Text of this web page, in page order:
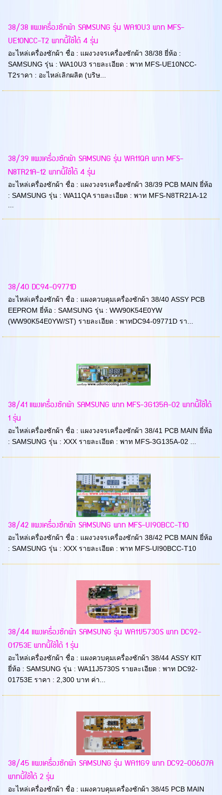
38/38 แผงเครื่องซักผ้า SAMSUNG รุ่น WA10U3 พาท MFS-
UE10NCC-T2 พาทนี้ใช้ได้ 4 รุ่น
อะไหล่เครื่องซักผ้า ชื่อ : แผงวงจรเครื่องซักผ้า 38/38 ยี่ห้อ :
SAMSUNG รุ่น : WA10U3 รายละเอียด : พาท MFS-UE10NCC-
T2ราคา : อะไหล่เลิกผลิต (บริษ...
38/39 แผงเครื่องซักผ้า SAMSUNG รุ่น WA11QA พาท MFS-
N8TR21A-12 พาทนี้ใช้ได้ 4 รุ่น
อะไหล่เครื่องซักผ้า ชื่อ : แผงวงจรเครื่องซักผ้า 38/39 PCB MAIN ยี่ห้อ
: SAMSUNG รุ่น : WA11QA รายละเอียด : พาท MFS-N8TR21A-12
38/40 DC94-09771D
อะไหล่เครื่องซักผ้า ชื่อ : แผงควบคุมเครื่องซักผ้า 38/40 ASSY PCB
EEPROM ยี่ห้อ : SAMSUNG รุ่น : WW90K54E0YW
(WW90K54E0YW/ST) รายละเอียด : พาทDC94-09771D รา...
38/41 แผงเครื่องซักผ้า SAMSUNG พาท MFS-3G135A-02 พาทนี้ใช้ได้
1 รุ่น
อะไหล่เครื่องซักผ้า ชื่อ : แผงวงจรเครื่องซักผ้า 38/41 PCB MAIN ยี่ห้อ
: SAMSUNG รุ่น : XXX รายละเอียด : พาท MFS-3G135A-02 ...
38/42 แผงเครื่องซักผ้า SAMSUNG พาท MFS-UI90BCC-T10
อะไหล่เครื่องซักผ้า ชื่อ : แผงวงจรเครื่องซักผ้า 38/42 PCB MAIN ยี่ห้อ
: SAMSUNG รุ่น : XXX รายละเอียด : พาท MFS-UI90BCC-T10
38/44 แผงเครื่องซักผ้า SAMSUNG รุ่น WA11J5730S พาท DC92-
01753E พาทนี้ใช้ได้ 1 รุ่น
อะไหล่เครื่องซักผ้า ชื่อ : แผงควบคุมเครื่องซักผ้า 38/44 ASSY KIT
ยี่ห้อ : SAMSUNG รุ่น : WA11J5730S รายละเอียด : พาท DC92-
01753E ราคา : 2,300 บาท ค่า...
38/45 แผงเครื่องซักผ้า SAMSUNG รุ่น WA11G9 พาท DC92-00607A
พาทนี้ใช้ได้ 2 รุ่น
อะไหล่เครื่องซักผ้า ชื่อ : แผงควบคุมเครื่องซักผ้า 38/45 PCB MAIN